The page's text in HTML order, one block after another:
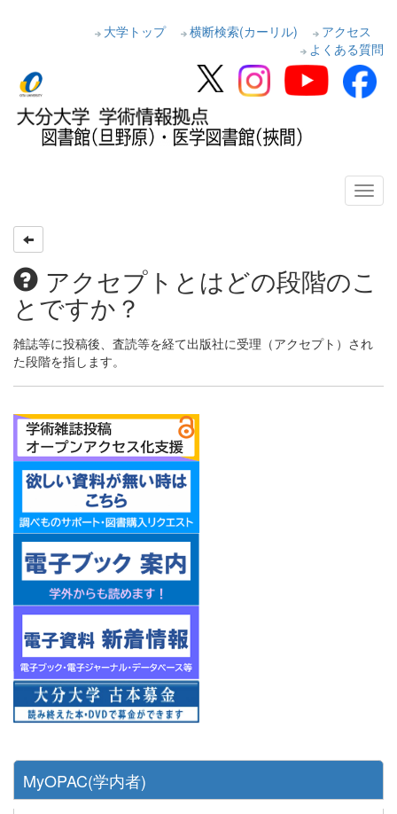
大学トップ 横断検索(カーリル)
アクセス
よくある質問
アクセプトとはどの段階のこ
とですか？
雑誌等に投稿後、査読等を経て出版社に受理（アクセプト）され
た段階を指します。
MyOPAC(学内者)